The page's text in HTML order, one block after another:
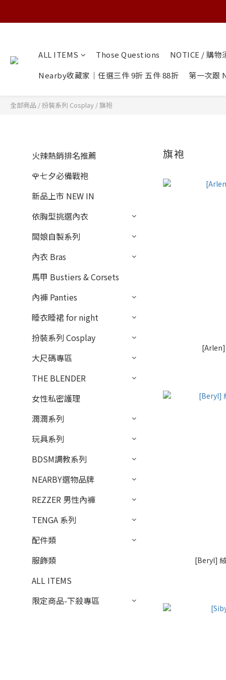
ALL ITEMS Those Questions
NOTICE / 購物
Nearby收藏家｜任選三件 9折 五件 88折
第一次跟
全部商品 /扮裝系列 Cosplay /旗袍
火辣熱銷排名推薦
🌹七夕必備戰袍
新品上市 NEW IN
依胸型挑選內衣
闆娘自製系列
內衣 Bras
馬甲 Bustiers & Corsets
內褲 Panties
睡衣睡裙 for night
扮裝系列 Cosplay
大尺碼專區
THE BLENDER
女性私密護理
潤潤系列
玩具系列
BDSM調教系列
NEARBY選物品牌
REZZER 男性內褲
TENGA 系列
配件類
服飾類
ALL ITEMS
限定商品-下殺專區
旗袍
[Arlen]
[Beryl]